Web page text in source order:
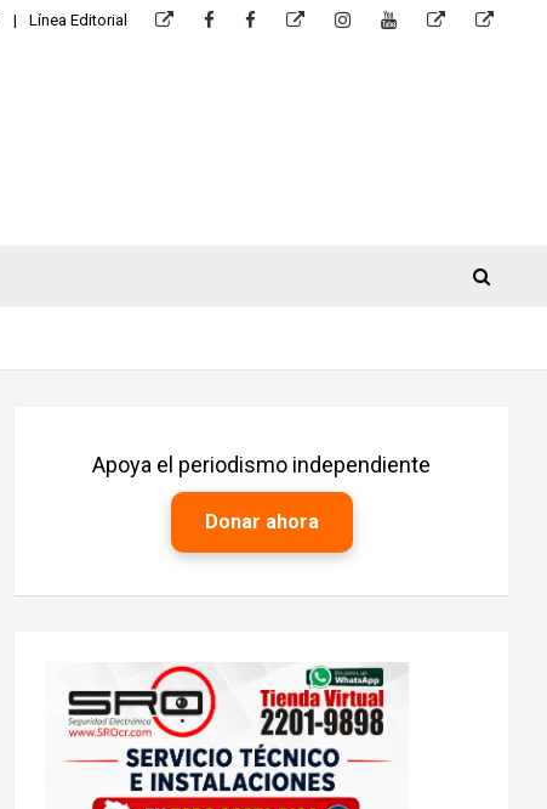
Línea Editorial
Apoya el periodismo independiente
Donar ahora